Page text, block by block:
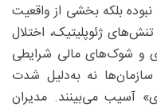
بلکه بخشی از واقعیت
ژئوپلیتیک، اختلال
و شوک‌های مالی شرایطی
نه به‌دلیل شدت
آسیب می‌بینند. مدیران